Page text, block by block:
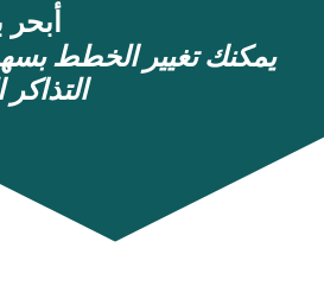
يمكنك تغيير الخطط